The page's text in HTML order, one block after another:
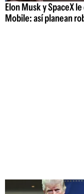
Elon Musk y SpaceX
Mobile: así planean